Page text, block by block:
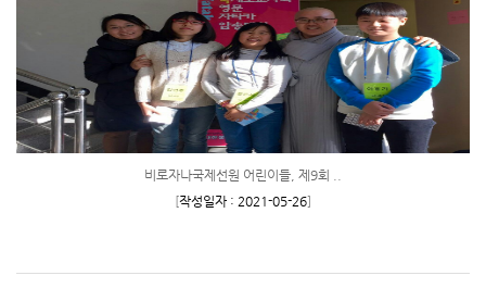
비로자나국제선원 어린이들, 제9회 ..
[작성일자 : 2021-05-26]